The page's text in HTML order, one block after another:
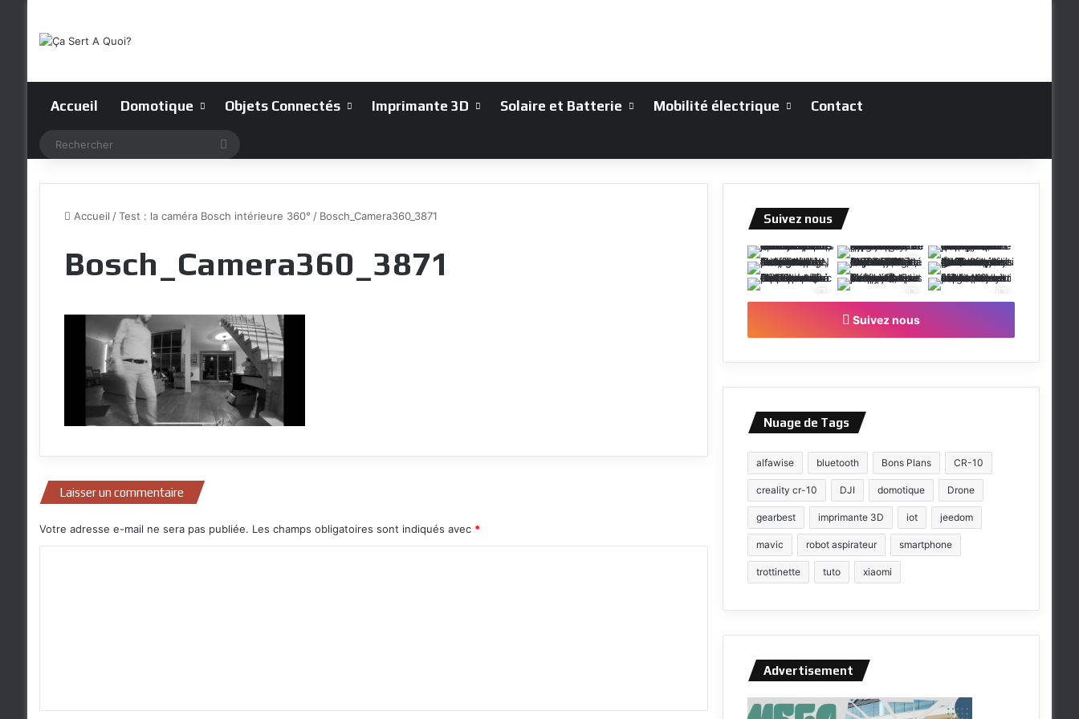
Accueil Domotique Objets Connectés Imprimante 3D Solaire et Batterie Mobilité électrique Contact
Accueil / Test : la caméra Bosch intérieure 360° / Bosch_Camera360_3871
Bosch_Camera360_3871
Laisser un commentaire
Votre adresse e-mail ne sera pas publiée. Les champs obligatoires sont indiqués avec *
Suivez nous
Suivez nous
Nuage de Tags
alfawise bluetooth Bons Plans CR-10
creality cr-10 DJI domotique Drone
gearbest imprimante 3D iot jeedom
mavic robot aspirateur smartphone
trottinette tuto xiaomi
Advertisement